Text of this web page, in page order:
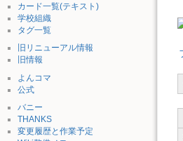
カード一覧(テキスト)
学校組織
タグ一覧
旧リニューアル情報
旧情報
よんコマ
公式
バニー
THANKS
変更履歴と作業予定